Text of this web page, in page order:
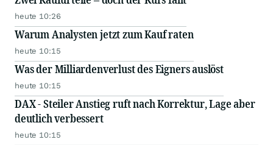
heute 10:26
Warum Analysten jetzt zum Kauf raten
heute 10:15
Was der Milliardenverlust des Eigners auslöst
heute 10:15
DAX - Steiler Anstieg ruft nach Korrektur, Lage aber
deutlich verbessert
heute 10:15